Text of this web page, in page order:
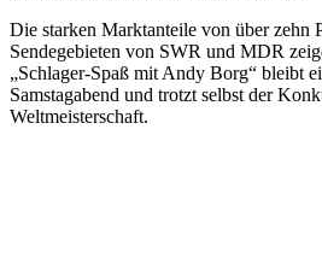
Die starken Marktanteile von über zehn
Sendegebieten von SWR und MDR
„Schlager-Spaß mit Andy Borg“ bleibt
Samstagabend und trotzt selbst der
Weltmeisterschaft.